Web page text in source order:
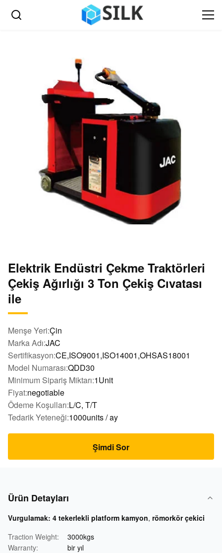
Elektrik Endüstri Çekme Traktörleri
Çekiş Ağırlığı 3 Ton Çekiş Cıvatası
ile
Menşe Yeri:Çin
Marka Adı:JAC
Sertifikasyon:CE,ISO9001,ISO14001,OHSAS18001
Model Numarası:QDD30
Minimum Sipariş Miktarı:1Unit
Fiyat:negotiable
Ödeme Koşulları:L/C, T/T
Tedarik Yeteneği:1000units / ay
Şimdi Sor
Ürün Detayları
Vurgulamak: 4 tekerlekli platform kamyon, römorkör çekici
Traction Weight:
3000kgs
Warranty:
bir yıl